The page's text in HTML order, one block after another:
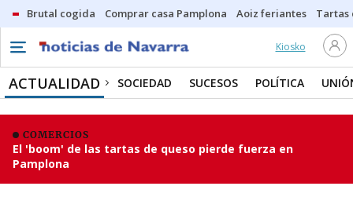
Brutal cogida Comprar casa Pamplona Aoiz feriantes Tartas
Kiosko
ACTUALIDAD SOCIEDAD SUCESOS POLÍTICA
COMERCIOS
El 'boom' de las tartas de queso pierde fuerza en
Pamplona